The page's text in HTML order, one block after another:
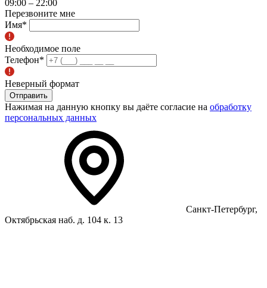
09:00 – 22:00
Перезвоните мне
Имя*
Необходимое поле
Телефон*
Неверный формат
Отправить
Нажимая на данную кнопку вы даёте согласие на обработку
персональных данных
Санкт-Петербург,
Октябрьская наб. д. 104 к. 13